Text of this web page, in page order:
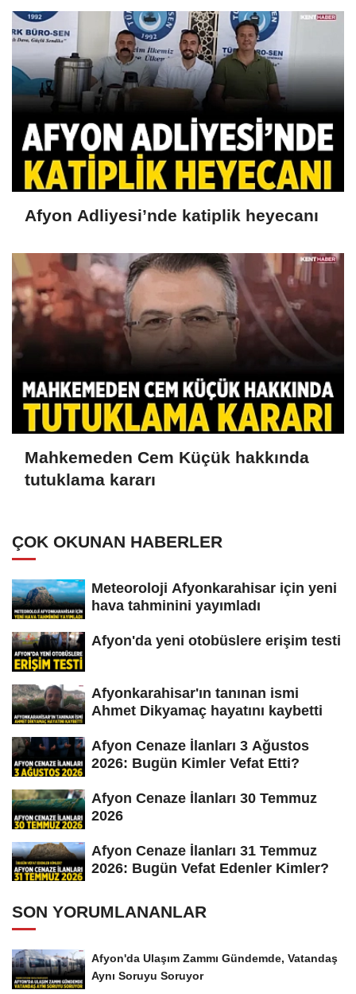
Afyon Adliyesi’nde katiplik heyecanı
Mahkemeden Cem Küçük hakkında
tutuklama kararı
ÇOK OKUNAN HABERLER
Meteoroloji Afyonkarahisar için yeni
hava tahminini yayımladı
Afyon'da yeni otobüslere erişim testi
Afyonkarahisar'ın tanınan ismi
Ahmet Dikyamaç hayatını kaybetti
Afyon Cenaze İlanları 3 Ağustos
2026: Bugün Kimler Vefat Etti?
Afyon Cenaze İlanları 30 Temmuz
2026
Afyon Cenaze İlanları 31 Temmuz
2026: Bugün Vefat Edenler Kimler?
SON YORUMLANANLAR
Afyon'da Ulaşım Zammı Gündemde, Vatandaş
Aynı Soruyu Soruyor